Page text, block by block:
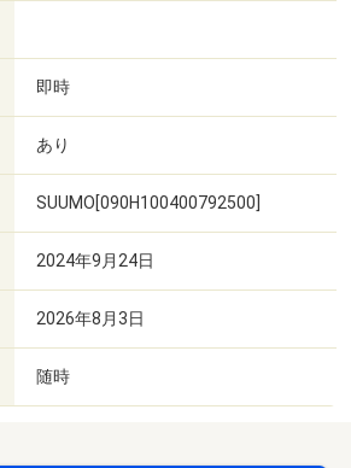
即時
あり
SUUMO[090H100400792500]
2024年9月24日
2026年8月3日
随時